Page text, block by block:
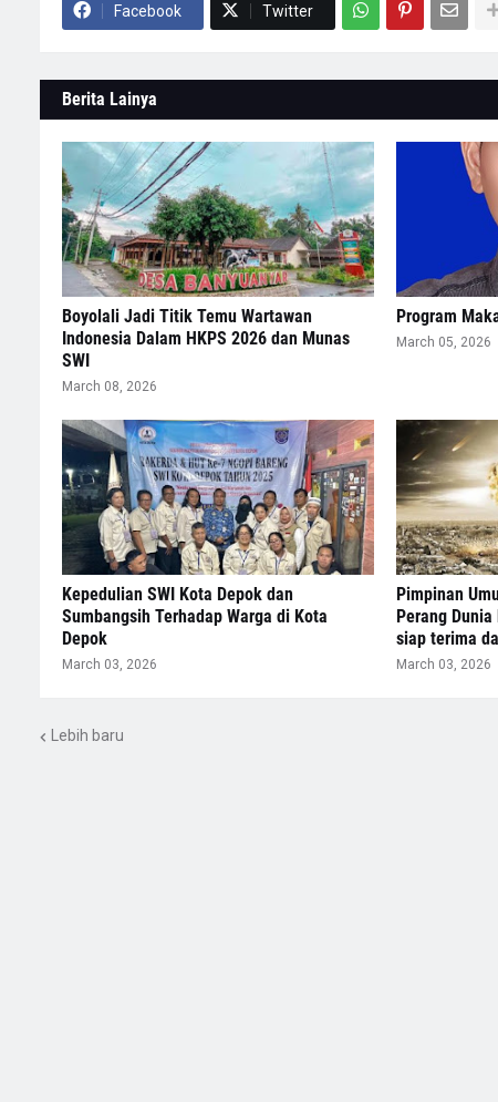
Facebook Twitter
Berita Lainya
Boyolali Jadi Titik Temu Wartawan
Indonesia Dalam HKPS 2026 dan Munas
SWI
March 08, 2026
Program
March 05, 2026
Kepedulian SWI Kota Depok dan
Sumbangsih Terhadap Warga di Kota
Depok
March 03, 2026
Pimpinan
Perang
siap terima
March 03, 2026
Lebih baru